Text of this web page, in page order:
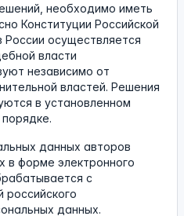
необходимо иметь
Конституции Российской
осуществляется
власти
независимо от
властей. Решения
в установленном
данных авторов
в форме электронного
с
данных.